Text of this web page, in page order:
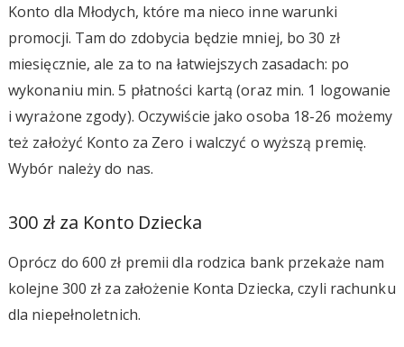
Konto dla Młodych, które ma nieco inne warunki
promocji. Tam do zdobycia będzie mniej, bo 30 zł
miesięcznie, ale za to na łatwiejszych zasadach: po
wykonaniu min. 5 płatności kartą (oraz min. 1 logowanie
i wyrażone zgody). Oczywiście jako osoba 18-26 możemy
też założyć Konto za Zero i walczyć o wyższą premię.
Wybór należy do nas.
300 zł za Konto Dziecka
Oprócz do 600 zł premii dla rodzica bank przekaże nam
kolejne 300 zł za założenie Konta Dziecka, czyli rachunku
dla niepełnoletnich.